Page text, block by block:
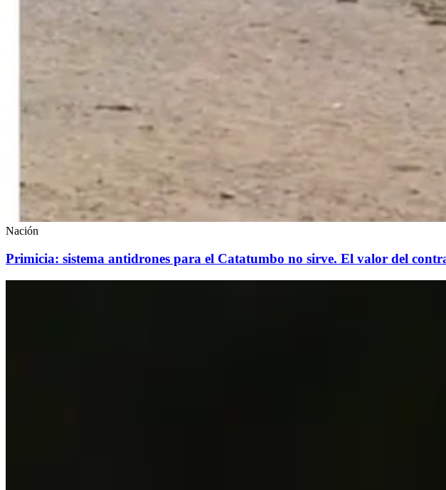
Nación
Primicia: sistema antidrones para el Catatumbo no sirve. El valor del